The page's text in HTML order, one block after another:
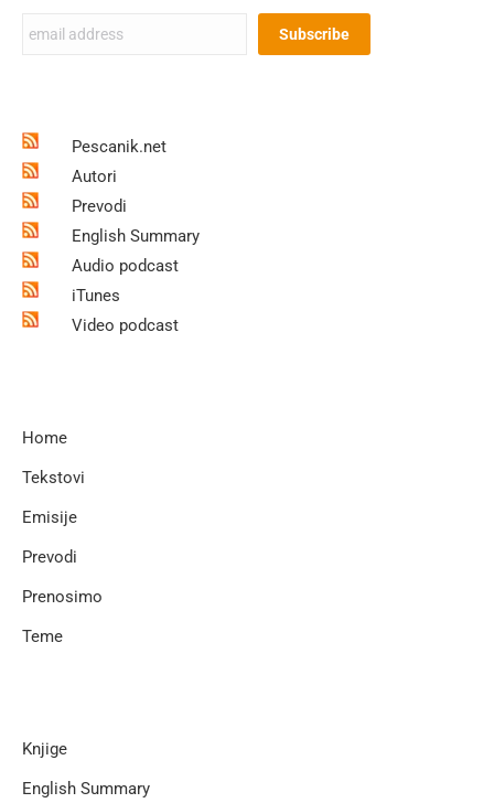
Pescanik.net
Autori
Prevodi
English Summary
Audio podcast
iTunes
Video podcast
Home
Tekstovi
Emisije
Prevodi
Prenosimo
Teme
Knjige
English Summary